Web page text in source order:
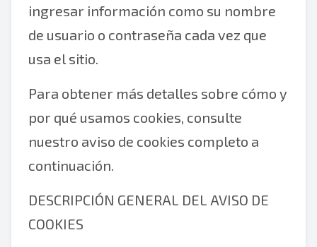
ingresar información como su nombre
de usuario o contraseña cada vez que
usa el sitio.
Para obtener más detalles sobre cómo y
por qué usamos cookies, consulte
nuestro aviso de cookies completo a
continuación.
DESCRIPCIÓN GENERAL DEL AVISO DE
COOKIES